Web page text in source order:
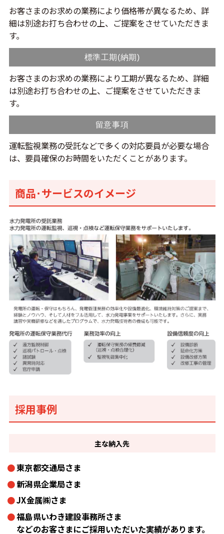
お客さまのお求めの業務により価格帯が異なるため、詳
細は別途お打ち合わせの上、ご提案をさせていただきま
す。
標準工期(納期)
お客さまのお求めの業務により工期が異なるため、詳細
は別途お打ち合わせの上、ご提案をさせていただきま
す。
留意事項
運転監視業務の受託などで多くの対応要員が必要な場合
は、要員確保のお時間をいただくことがあります。
商品･サービスのイメージ
採用事例
主な納入先
東京都交通局さま
新潟県企業局さま
JX金属㈱さま
福島県いわき建設事務所さま
などのお客さまにご採用いただいた実績があります。